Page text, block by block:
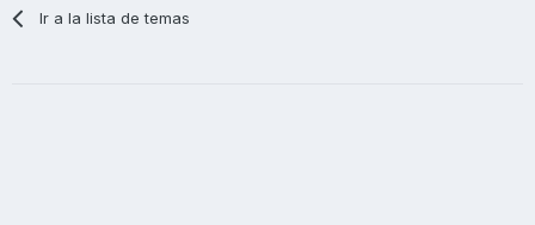
Ir a la lista de temas